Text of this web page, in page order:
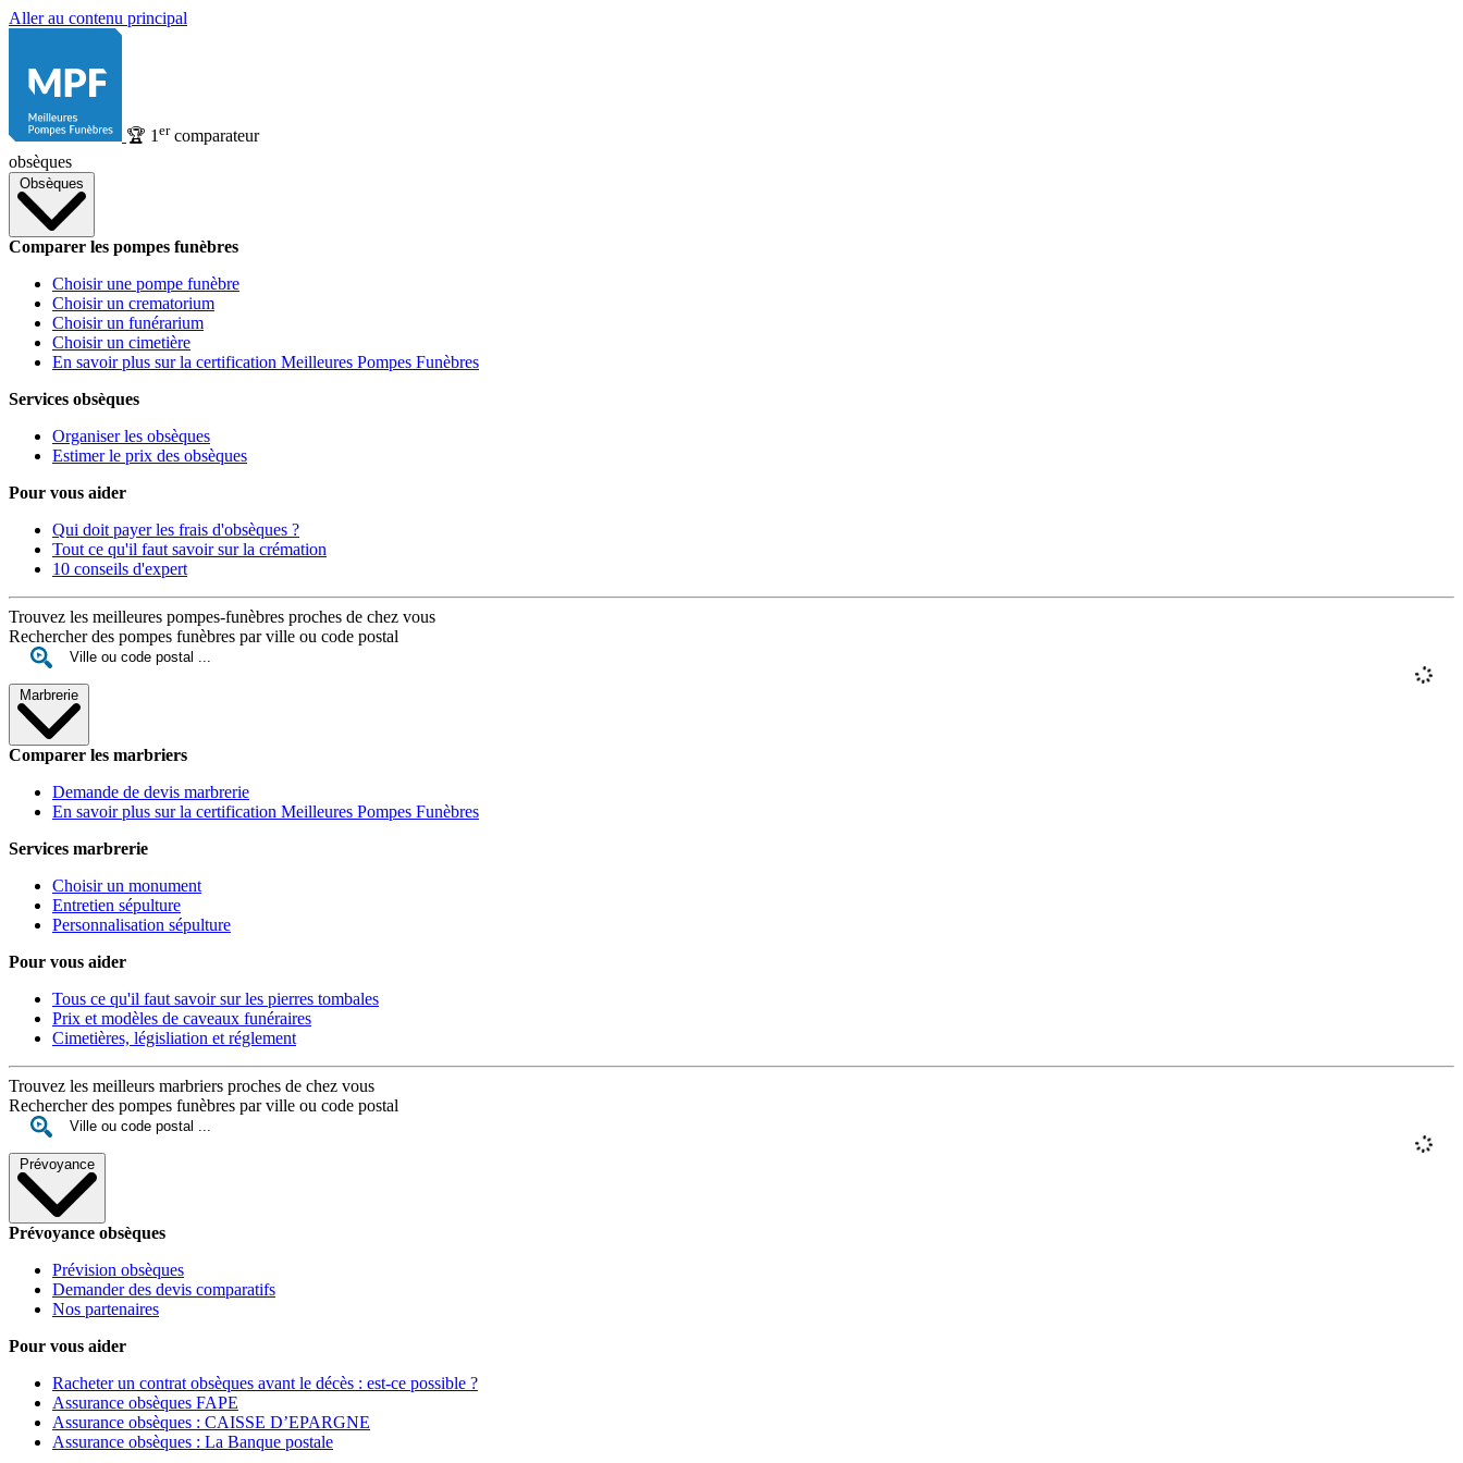
Aller au contenu principal
🏆 1 ercomparateur
obsèques
Obsèques
Comparer les pompes funèbres
Choisir une pompe funèbre
Choisir un crematorium
Choisir un funérarium
Choisir un cimetière
En savoir plus sur la certification Meilleures Pompes Funèbres
Services obsèques
Organiser les obsèques
Estimer le prix des obsèques
Pour vous aider
Qui doit payer les frais d'obsèques ?
Tout ce qu'il faut savoir sur la crémation
10 conseils d'expert
Trouvez les meilleures pompes-funèbres proches de chez vous
Rechercher des pompes funèbres par ville ou code postal
Marbrerie
Comparer les marbriers
Demande de devis marbrerie
En savoir plus sur la certification Meilleures Pompes Funèbres
Services marbrerie
Choisir un monument
Entretien sépulture
Personnalisation sépulture
Pour vous aider
Tous ce qu'il faut savoir sur les pierres tombales
Prix et modèles de caveaux funéraires
Cimetières, législiation et réglement
Trouvez les meilleurs marbriers proches de chez vous
Rechercher des pompes funèbres par ville ou code postal
Prévoyance
Prévoyance obsèques
Prévision obsèques
Demander des devis comparatifs
Nos partenaires
Pour vous aider
Racheter un contrat obsèques avant le décès : est-ce possible ?
Assurance obsèques FAPE
Assurance obsèques : CAISSE D’EPARGNE
Assurance obsèques : La Banque postale